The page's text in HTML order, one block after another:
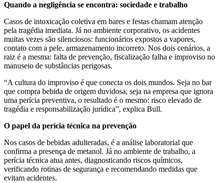
Quando a negligência se encontra: sociedade e trabalho
Casos de intoxicação coletiva em bares e festas chamam atenção
pela tragédia imediata. Já no ambiente corporativo, os acidentes
muitas vezes são silenciosos: funcionários expostos a vapores,
contato com a pele, armazenamento incorreto. Nos dois cenários, a
raiz é a mesma: falta de prevenção, fiscalização falha e improviso no
manuseio de substâncias perigosas.
“A cultura do improviso é que conecta os dois mundos. Seja no bar
que compra bebida de origem duvidosa, seja na empresa que ignora
uma perícia preventiva, o resultado é o mesmo: risco elevado de
tragédia e responsabilização jurídica”, explica Bull.
O papel da perícia técnica na prevenção
Nos casos de bebidas adulteradas, é a análise laboratorial que
confirma a presença de metanol. Já no ambiente de trabalho, a
perícia técnica atua antes, diagnosticando riscos químicos,
verificando rotinas de segurança e recomendando medidas que
evitam acidentes.